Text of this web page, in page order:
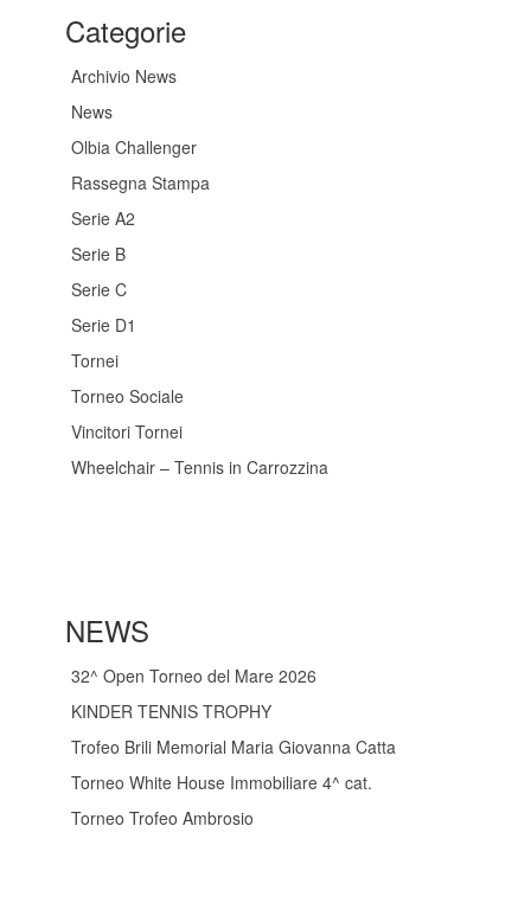
Categorie
Archivio News
News
Olbia Challenger
Rassegna Stampa
Serie A2
Serie B
Serie C
Serie D1
Tornei
Torneo Sociale
Vincitori Tornei
Wheelchair – Tennis in Carrozzina
NEWS
32^ Open Torneo del Mare 2026
KINDER TENNIS TROPHY
Trofeo Brili Memorial Maria Giovanna Catta
Torneo White House Immobiliare 4^ cat.
Torneo Trofeo Ambrosio